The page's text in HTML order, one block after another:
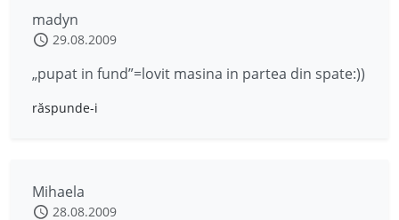
madyn
29.08.2009
„pupat in fund”=lovit masina in partea din spate:))
răspunde-i
Mihaela
28.08.2009